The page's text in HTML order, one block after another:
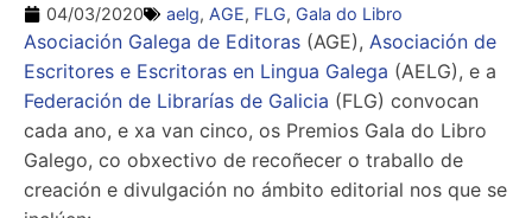
04/03/2020 aelg, AGE, FLG, Gala do Libro
Asociación Galega de Editoras (AGE), Asociación de
Escritores e Escritoras en Lingua Galega (AELG), e a
Federación de Librarías de Galicia (FLG) convocan
cada ano, e xa van cinco, os Premios Gala do Libro
Galego, co obxectivo de recoñecer o traballo de
creación e divulgación no ámbito editorial nos que se